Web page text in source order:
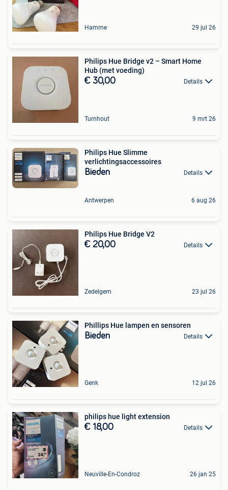
Hamme 29 jul 26
Philips Hue Bridge v2 – Smart Home
Hub (met voeding)
€ 30,00 Details
Turnhout 9 mrt 26
Philips Hue Slimme
verlichtingsaccessoires
Bieden Details
Antwerpen 6 aug 26
Philips Hue Bridge V2
€ 20,00 Details
Zedelgem 23 jul 26
Phillips Hue lampen en sensoren
Bieden Details
Genk 12 jul 26
philips hue light extension
€ 18,00 Details
Neuville-En-Condroz 26 jan 25